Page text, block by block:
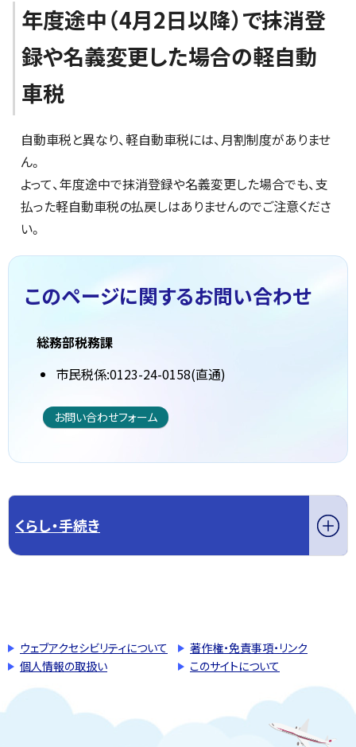
年度途中（4月2日以降）で抹消登
録や名義変更した場合の軽自動
車税
自動車税と異なり、軽自動車税には、月割制度がありませ
ん。
よって、年度途中で抹消登録や名義変更した場合でも、支
払った軽自動車税の払戻しはありませんのでご注意くださ
い。
このページに関するお問い合わせ
総務部税務課
市民税係:0123-24-0158(直通)
お問い合わせフォーム
くらし・手続き
ウェブアクセシビリティについて
著作権・免責事項・リンク
個人情報の取扱い
このサイトについて